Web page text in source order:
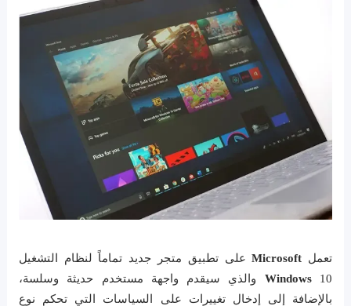
تعمل Microsoft على تطبيق متجر جديد تماماً لنظام التشغيل
Windows 10 والذي سيقدم واجهة مستخدم حديثة وسلسة،
بالإضافة إلى إدخال تغييرات على السياسات التي تحكم نوع